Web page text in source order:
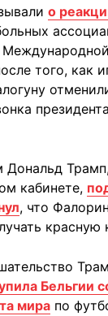
о
того, как
Дональд
кабинете,
, что
красную
Бельгии
мира по